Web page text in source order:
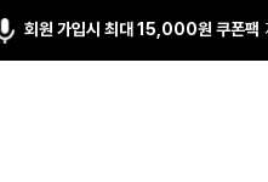
앱다운 3,000원쿠폰 증정